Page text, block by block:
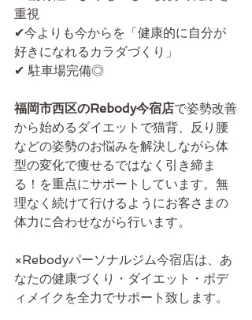
重視
✔今よりも今からを「健康的に自分が
好きになれるカラダづくり」
✔ 駐車場完備◎
福岡市西区のRebody今宿店で姿勢改善
から始めるダイエットで猫背、反り腰
などの姿勢のお悩みを解決しながら体
型の変化で痩せるではなく引き締ま
る！を重点にサポートしています。無
理なく続けて行けるようにお客さまの
体力に合わせながら行います。
×Rebodyパーソナルジム今宿店は、あ
なたの健康づくり・ダイエット・ボデ
ィメイクを全力でサポート致します。